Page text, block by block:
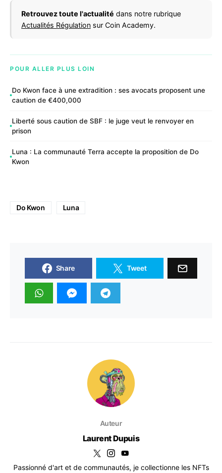
Retrouvez toute l'actualité dans notre rubrique
Actualités Régulation sur Coin Academy.
POUR ALLER PLUS LOIN
Do Kwon face à une extradition : ses avocats proposent une
caution de €400,000
Liberté sous caution de SBF : le juge veut le renvoyer en
prison
Luna : La communauté Terra accepte la proposition de Do
Kwon
Do Kwon Luna
Share Tweet
Auteur
Laurent Dupuis
Passionné d'art et de communautés, je collectionne les NFTs